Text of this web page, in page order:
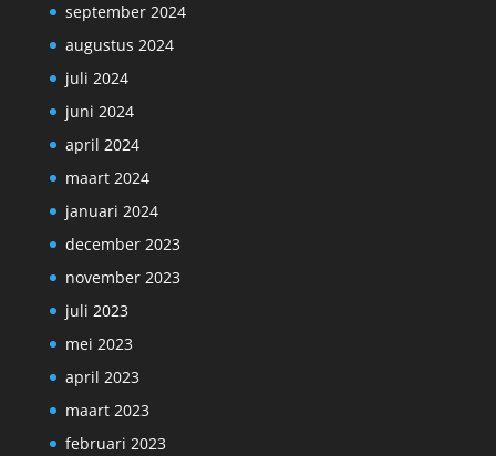
september 2024
augustus 2024
juli 2024
juni 2024
april 2024
maart 2024
januari 2024
december 2023
november 2023
juli 2023
mei 2023
april 2023
maart 2023
februari 2023